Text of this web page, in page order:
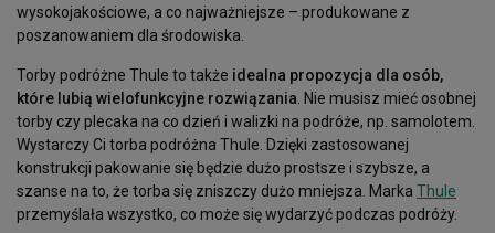
wysokojakościowe, a co najważniejsze – produkowane z
poszanowaniem dla środowiska.
Torby podróżne Thule to także idealna propozycja dla osób,
które lubią wielofunkcyjne rozwiązania. Nie musisz mieć osobnej
torby czy plecaka na co dzień i walizki na podróże, np. samolotem.
Wystarczy Ci torba podróżna Thule. Dzięki zastosowanej
konstrukcji pakowanie się będzie dużo prostsze i szybsze, a
szanse na to, że torba się zniszczy dużo mniejsza. Marka Thule
przemyślała wszystko, co może się wydarzyć podczas podróży.